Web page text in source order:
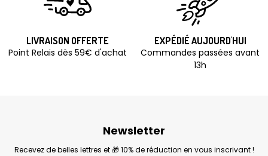
LIVRAISON OFFERTE
Point Relais dès 59€ d'achat
EXPÉDIÉ AUJOURD'HUI
Commandes passées avant
13h
Newsletter
Recevez de belles lettres et 🎁 10% de réduction en vous inscrivant !